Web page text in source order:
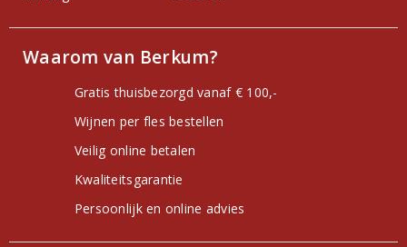
Waarom van Berkum?
Gratis thuisbezorgd vanaf € 100,-
Wijnen per fles bestellen
Veilig online betalen
Kwaliteitsgarantie
Persoonlijk en online advies